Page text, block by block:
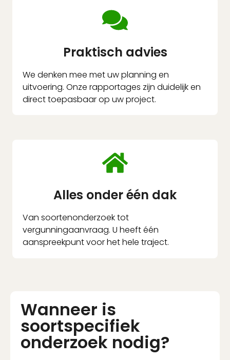
Praktisch advies
We denken mee met uw planning en
uitvoering. Onze rapportages zijn duidelijk en
direct toepasbaar op uw project.
Alles onder één dak
Van soortenonderzoek tot
vergunningaanvraag. U heeft één
aanspreekpunt voor het hele traject.
Wanneer is
soortspecifiek
onderzoek nodig?